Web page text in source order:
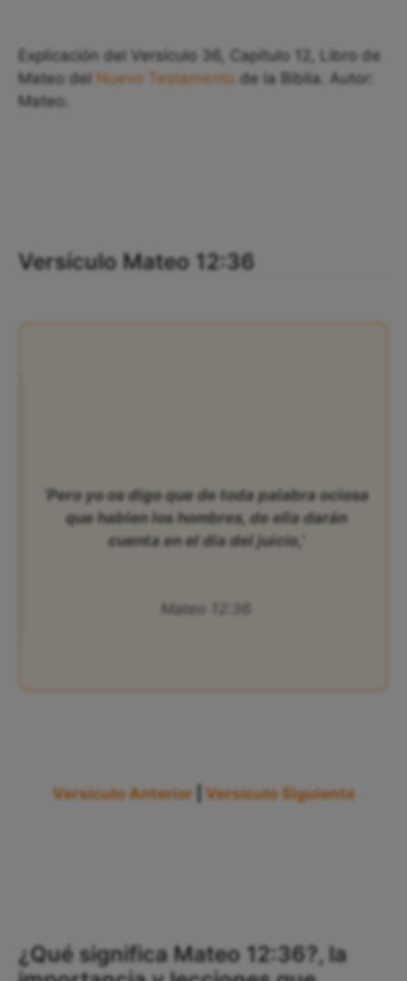
Explicación del Versículo 36, Capítulo 12, Libro de
Mateo del Nuevo Testamento de la Biblia. Autor:
Mateo.
Versículo Mateo 12:36
‘Pero yo os digo que de toda palabra ociosa
que hablen los hombres, de ella darán
cuenta en el día del juicio,’
Mateo 12:36
Versículo Anterior Versículo Siguiente
¿Qué significa Mateo 12:36?, la